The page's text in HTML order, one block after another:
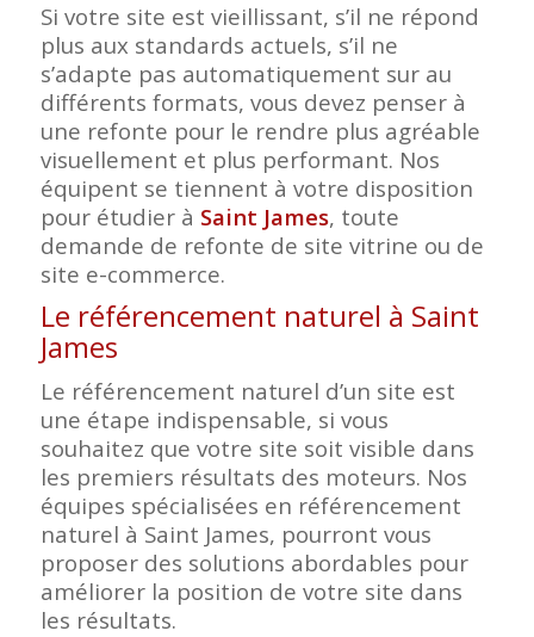
Si votre site est vieillissant, s’il ne répond
plus aux standards actuels, s’il ne
s’adapte pas automatiquement sur au
différents formats, vous devez penser à
une refonte pour le rendre plus agréable
visuellement et plus performant. Nos
équipent se tiennent à votre disposition
pour étudier à Saint James, toute
demande de refonte de site vitrine ou de
site e-commerce.
Le référencement naturel à Saint
James
Le référencement naturel d’un site est
une étape indispensable, si vous
souhaitez que votre site soit visible dans
les premiers résultats des moteurs. Nos
équipes spécialisées en référencement
naturel à Saint James, pourront vous
proposer des solutions abordables pour
améliorer la position de votre site dans
les résultats.